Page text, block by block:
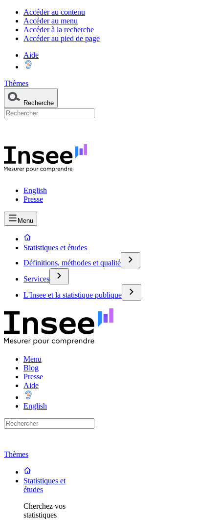
Accéder au contenu
Accéder au menu
Accéder à la recherche
Accéder au pied de page
Aide
Thèmes
Recherche
English
Presse
Menu
Statistiques et études
Définitions, méthodes et qualité
Services
L'Insee et la statistique publique
Menu
Blog
Presse
Aide
English
Thèmes
Statistiques et
études
Cherchez vos
statistiques